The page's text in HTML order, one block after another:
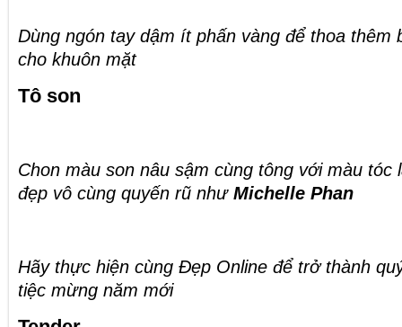
Dùng ngón tay dậm ít phấn vàng để thoa thêm
cho khuôn mặt
Tô son
Chon màu son nâu sậm cùng tông với màu tóc
đẹp vô cùng quyến rũ như Michelle Phan
Hãy thực hiện cùng Đẹp Online để trở thành
tiệc mừng năm mới